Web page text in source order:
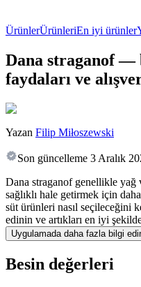
ÜrünlerÜrünleriEn iyi ürünler
Dana straganof —
faydaları ve
Yazan Filip Miłoszewski
Son güncelleme 3 Aralık
Dana straganof genellikle yağ
sağlıklı hale getirmek için
süt ürünleri nasıl seçileceğini
edinin ve artıkları en iyi
Uygulamada daha fazla bilgi
Besin değerleri